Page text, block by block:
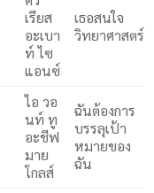
เรียส
อะเบา
ท์ ไซ
แอนซ์
เธอสนใจ
วิทยาศาสตร์
ไอ วอ
นท์ ทู
อะชีฟ
มาย
โกลส์
ฉันต้องการ
บรรลุเป้า
หมายของ
ฉัน